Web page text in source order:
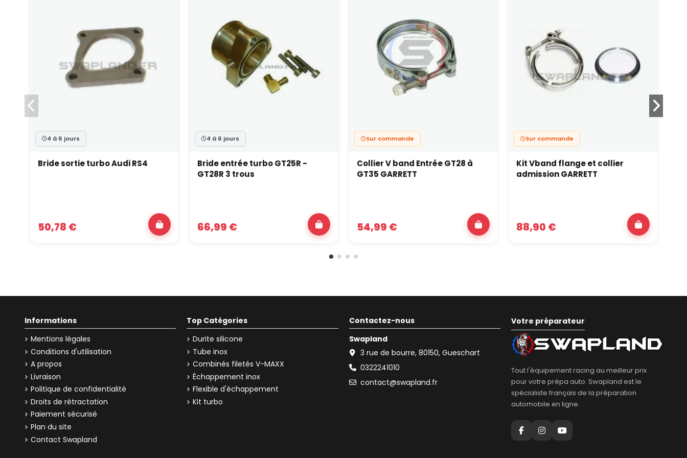
4 à 6 jours
Bride sortie turbo Audi RS4
50,78 €
4 à 6 jours
Bride entrée turbo GT25R -
GT28R 3 trous
66,99 €
Sur commande
Collier V band Entrée GT28 à
GT35 GARRETT
54,99 €
Sur commande
Kit Vband flange et collier
admission GARRETT
88,90 €
Informations
Mentions légales
Conditions d'utilisation
A propos
Livraison
Politique de confidentialité
Droits de rétractation
Paiement sécurisé
Plan du site
Contact Swapland
Top Catégories
Durite silicone
Tube inox
Combinés filetés V-MAXX
Échappement inox
Flexible d'échappement
Kit turbo
Contactez-nous
Swapland
3 rue de bourre, 80150, Gueschart
0322241010
contact@swapland.fr
Votre préparateur
Tout l'équipement racing au meilleur prix
pour votre prépa auto. Swapland est le
spécialiste français de la préparation
automobile en ligne.